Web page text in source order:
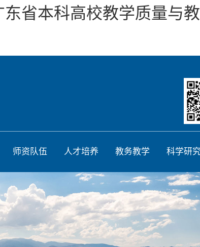
东省本科高校教学质量与
师资队伍 人才培养 教务教学 科学研